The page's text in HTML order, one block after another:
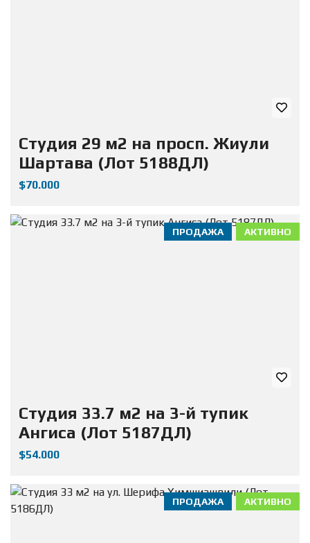
Студия 29 м2 на просп. Жиули
Шартава (Лот 5188ДЛ)
$70.000
АКТИВНО
ПРОДАЖА
Студия 33.7 м2 на 3-й тупик
Ангиса (Лот 5187ДЛ)
$54.000
АКТИВНО
ПРОДАЖА